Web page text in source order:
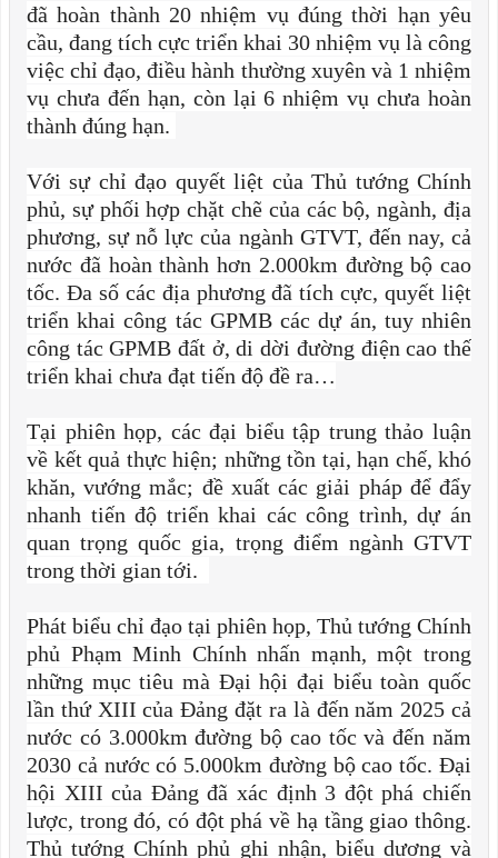
đã hoàn thành 20 nhiệm vụ đúng thời hạn yêu
cầu, đang tích cực triển khai 30 nhiệm vụ là công
việc chỉ đạo, điều hành thường xuyên và 1 nhiệm
vụ chưa đến hạn, còn lại 6 nhiệm vụ chưa hoàn
thành đúng hạn.
Với sự chỉ đạo quyết liệt của Thủ tướng Chính
phủ, sự phối hợp chặt chẽ của các bộ, ngành, địa
phương, sự nỗ lực của ngành GTVT, đến nay, cả
nước đã hoàn thành hơn 2.000km đường bộ cao
tốc. Đa số các địa phương đã tích cực, quyết liệt
triển khai công tác GPMB các dự án, tuy nhiên
công tác GPMB đất ở, di dời đường điện cao thế
triển khai chưa đạt tiến độ đề ra…
Tại phiên họp, các đại biểu tập trung thảo luận
về kết quả thực hiện; những tồn tại, hạn chế, khó
khăn, vướng mắc; đề xuất các giải pháp để đẩy
nhanh tiến độ triển khai các công trình, dự án
quan trọng quốc gia, trọng điểm ngành GTVT
trong thời gian tới.
Phát biểu chỉ đạo tại phiên họp, Thủ tướng Chính
phủ Phạm Minh Chính nhấn mạnh, một trong
những mục tiêu mà Đại hội đại biểu toàn quốc
lần thứ XIII của Đảng đặt ra là đến năm 2025 cả
nước có 3.000km đường bộ cao tốc và đến năm
2030 cả nước có 5.000km đường bộ cao tốc. Đại
hội XIII của Đảng đã xác định 3 đột phá chiến
lược, trong đó, có đột phá về hạ tầng giao thông.
Thủ tướng Chính phủ ghi nhận, biểu dương và